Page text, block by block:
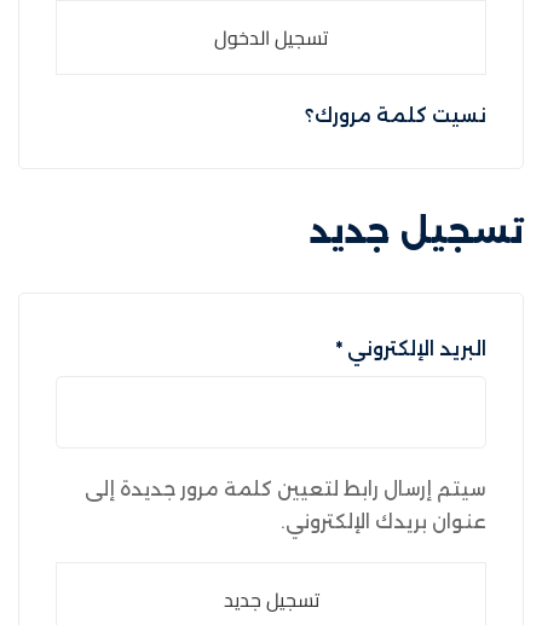
تسجيل الدخول
نسيت كلمة مرورك؟
تسجيل جديد
البريد الإلكتروني *
سيتم إرسال رابط لتعيين كلمة مرور جديدة إلى
عنوان بريدك الإلكتروني.
تسجيل جديد